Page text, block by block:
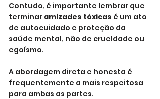
Contudo, é importante lembrar que
terminar amizades tóxicas é um ato
de autocuidado e proteção da
saúde mental, não de crueldade ou
egoísmo.
A abordagem direta e honesta é
frequentemente a mais respeitosa
para ambas as partes.